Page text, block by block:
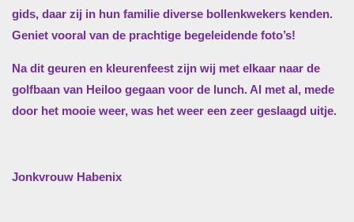
gids, daar zij in hun familie diverse bollenkwekers kenden.
Geniet vooral van de prachtige begeleidende foto’s!
Na dit geuren en kleurenfeest zijn wij met elkaar naar de
golfbaan van Heiloo gegaan voor de lunch. Al met al, mede
door het mooie weer, was het weer een zeer geslaagd uitje.
Jonkvrouw Habenix